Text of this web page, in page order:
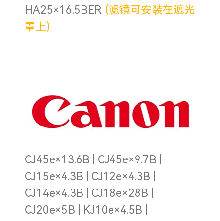
HA25×16.5BER (滤镜可安装在遮光
罩上)
CJ45e×13.6B | CJ45e×9.7B |
CJ15e×4.3B | CJ12e×4.3B |
CJ14e×4.3B | CJ18e×28B |
CJ20e×5B | KJ10e×4.5B |